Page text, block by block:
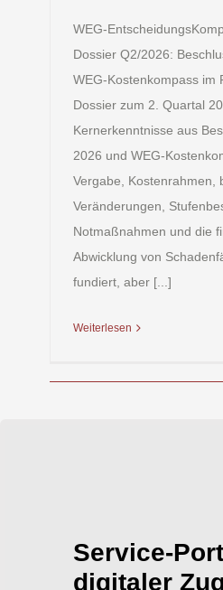
WEG-
Dossier Q2/2026:
WEG-Kostenkompass im
Dossier zum 2. Quartal
Kernerkenntnisse aus
2026 und WEG-
Vergabe, Kostenrahmen,
Veränderungen,
Notmaßnahmen und die
Abwicklung von
fundiert, aber [...]
Weiterlesen
Service-
digitaler